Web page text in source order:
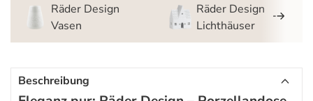
Räder Design
Vasen
Räder Design
Lichthäuser
Beschreibung